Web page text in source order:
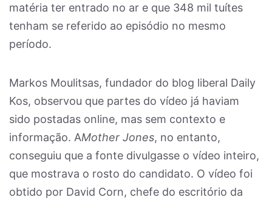
matéria ter entrado no ar e que 348 mil tuítes
tenham se referido ao episódio no mesmo
período.
Markos Moulitsas, fundador do blog liberal Daily
Kos, observou que partes do vídeo já haviam
sido postadas online, mas sem contexto e
informação. AMother Jones, no entanto,
conseguiu que a fonte divulgasse o vídeo inteiro,
que mostrava o rosto do candidato. O vídeo foi
obtido por David Corn, chefe do escritório da